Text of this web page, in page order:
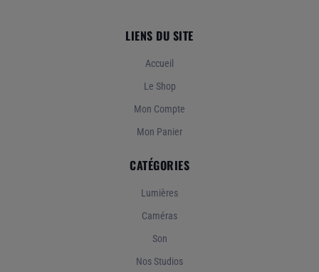
LIENS DU SITE
Accueil
Le Shop
Mon Compte
Mon Panier
CATÉGORIES
Lumières
Caméras
Son
Nos Studios